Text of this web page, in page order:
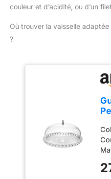
et
【
couleur et d’acidité, ou d’un
Où trouver la vaisselle
?